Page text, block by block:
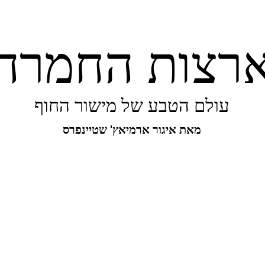
עולם הטבע של מישור החוף
מאת איגור ארמיאץ' שטיינפרס